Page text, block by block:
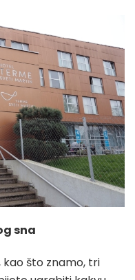
sna
što znamo, tri